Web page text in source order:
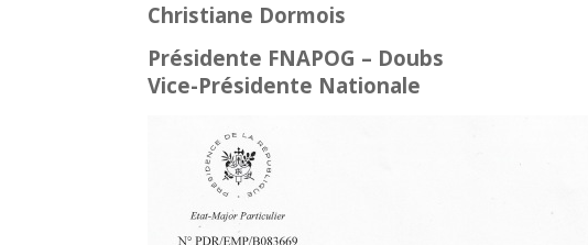
Christiane Dormois
Présidente FNAPOG – Doubs
Vice-Présidente Nationale